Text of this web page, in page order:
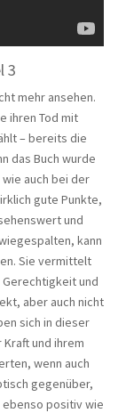
3
mehr ansehen.
ihren Tod mit
– bereits die
das Buch wurde
auch bei der
gute Punkte,
und
kann
Sie vermittelt
Gerechtigkeit und
aber auch nicht
sich in dieser
und ihrem
wenn auch
gegenüber,
positiv wie